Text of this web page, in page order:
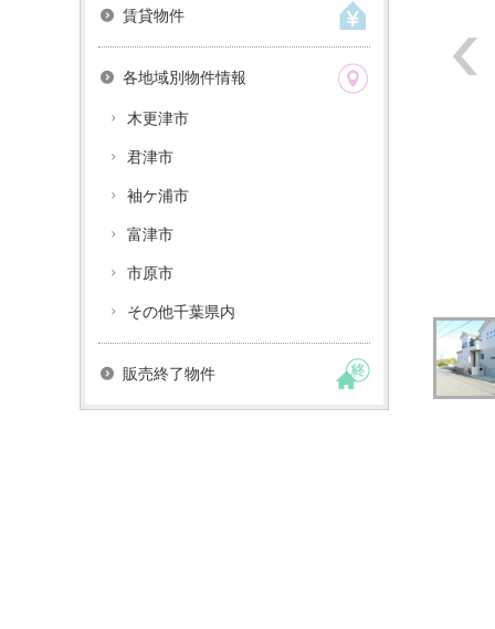
賃貸物件
各地域別物件情報
木更津市
君津市
袖ケ浦市
富津市
市原市
その他千葉県内
販売終了物件